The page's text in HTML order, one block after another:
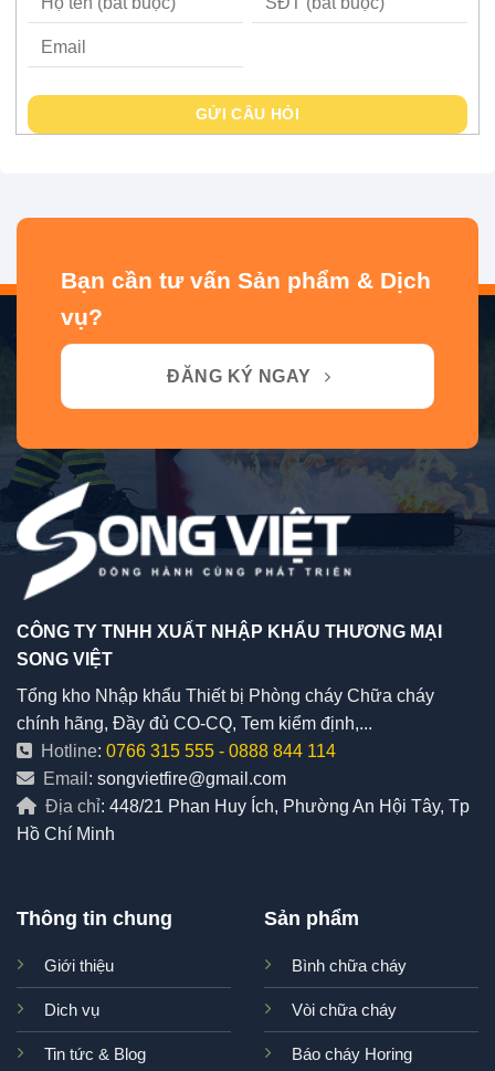
GỬI CÂU HỎI
Bạn cần tư vấn Sản phẩm & Dịch
vụ?
ĐĂNG KÝ NGAY
CÔNG TY TNHH XUẤT NHẬP KHẨU THƯƠNG MẠI
SONG VIỆT
Tổng kho Nhập khẩu Thiết bị Phòng cháy Chữa cháy
chính hãng, Đầy đủ CO-CQ, Tem kiểm định,...
Hotline: 0766 315 555 - 0888 844 114
Email : songvietfire@gmail.com
Địa chỉ: 448/21 Phan Huy Ích, Phường An Hội Tây, Tp
Hồ Chí Minh
Thông tin chung
Giới thiệu
Dich vụ
Tin tức & Blog
Sản phẩm
Bình chữa cháy
Vòi chữa cháy
Báo cháy Horing